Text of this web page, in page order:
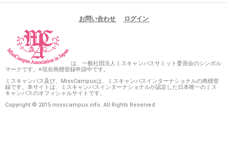
お問い合わせ ログイン
は、一般社団法人ミスキャンパスサミット委員会のシンボル
マークです。※現在商標登録申請中です。
ミスキャンパス及び、MissCampusは、ミスキャンパスインターナショナルの商標登
録です。本サイトは、ミスキャンパスインターナショナルが認定した日本唯一のミス
キャンパスのオフィシャルサイトです。
Copyright © 2015 misscampus.info. All Rights Reserved